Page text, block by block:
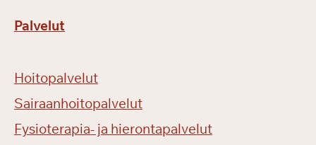
Palvelut
Hoitopalvelut
Sairaanhoitopalvelut
Fysioterapia- ja hierontapalvelut